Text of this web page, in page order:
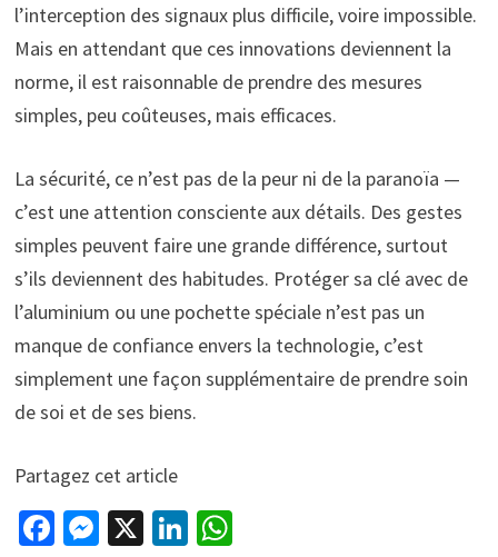
l’interception des signaux plus difficile, voire impossible.
Mais en attendant que ces innovations deviennent la
norme, il est raisonnable de prendre des mesures
simples, peu coûteuses, mais efficaces.
La sécurité, ce n’est pas de la peur ni de la paranoïa —
c’est une attention consciente aux détails. Des gestes
simples peuvent faire une grande différence, surtout
s’ils deviennent des habitudes. Protéger sa clé avec de
l’aluminium ou une pochette spéciale n’est pas un
manque de confiance envers la technologie, c’est
simplement une façon supplémentaire de prendre soin
de soi et de ses biens.
Partagez cet article
Fa M X Li W